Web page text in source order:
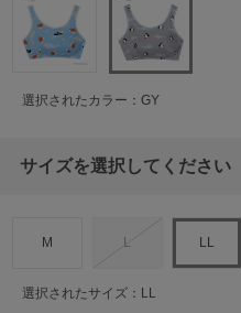
選択されたカラー：GY
サイズを選択してください
M L LL
選択されたサイズ：LL